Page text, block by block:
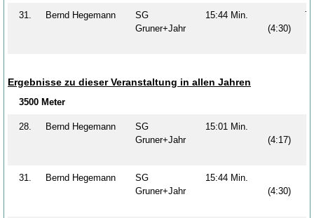
31. Bernd Hegemann
SG
Gruner+Jahr
15:44 Min.
(4:30)
Ergebnisse zu dieser Veranstaltung in allen Jahren
3500 Meter
28. Bernd Hegemann
SG
Gruner+Jahr
15:01 Min.
(4:17)
31. Bernd Hegemann
SG
Gruner+Jahr
15:44 Min.
(4:30)